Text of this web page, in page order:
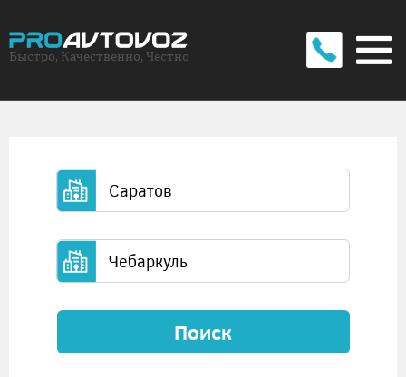
Быстро, Качественно, Честно
Поиск